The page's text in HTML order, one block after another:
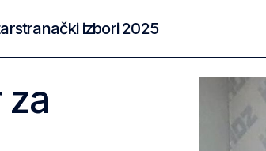
izbori 2025
za